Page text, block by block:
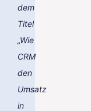
dem
Titel
„Wie
CRM
den
Umsatz
in